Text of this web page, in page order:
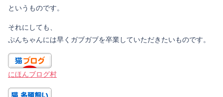
というものです。
それにしても、
ぷんちゃんには早くガブガブを卒業していただきたいものです。
にほんブログ村